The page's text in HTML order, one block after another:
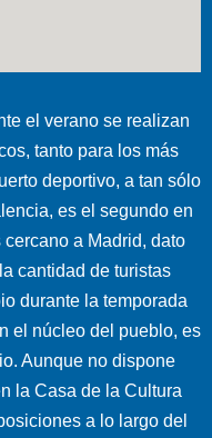
el verano se realizan
tanto para los más
deportivo, a tan sólo
es el segundo en
a Madrid, dato
cantidad de turistas
durante la temporada
el núcleo del pueblo, es
Aunque no dispone
la Casa de la Cultura
a lo largo del